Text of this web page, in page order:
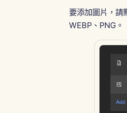
要添加圖片，請
WEBP、PNG。